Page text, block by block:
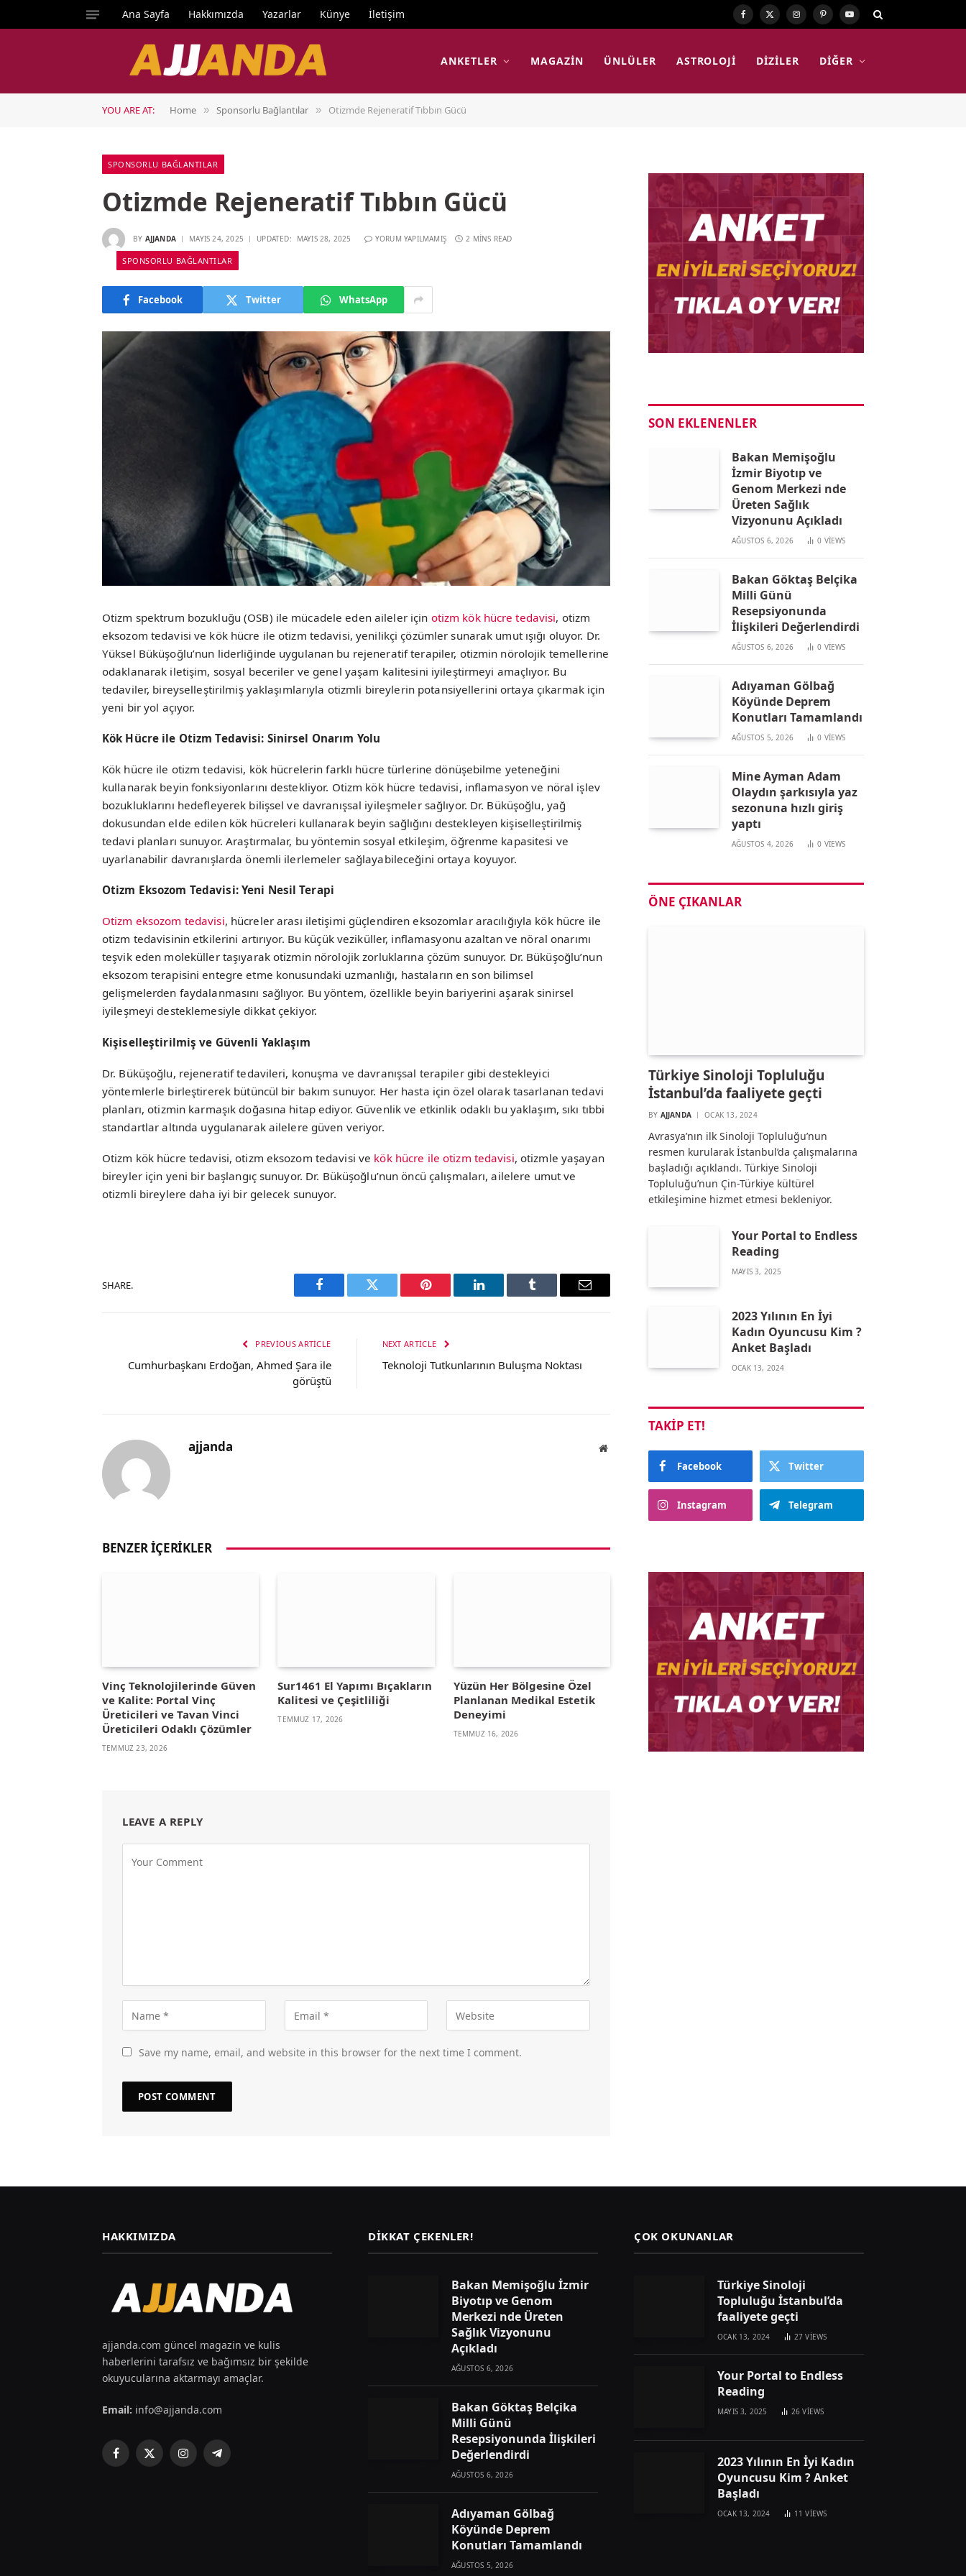
Ana Sayfa Hakkımızda Yazarlar Künye İletişim Facebook
X
Instagram
PinterestYouTube
ANKETLER MAGAZIN ÜNLÜLER ASTROLOJI DIZILER DIĞER
YOU ARE AT: Home » Sponsorlu Bağlantılar » Otizmde Rejeneratif Tıbbın Gücü
SPONSORLU BAĞLANTILAR
Otizmde Rejeneratif Tıbbın Gücü
BY AJJANDA MAYIS 24, 2025 UPDATED: MAYIS 28, 2025 YORUM YAPILMAMIŞ 2 MINS READ
SPONSORLU BAĞLANTILAR
Facebook Twitter WhatsApp
Otizm spektrum bozukluğu (OSB) ile mücadele eden aileler için otizm kök hücre tedavisi, otizm
eksozom tedavisi ve kök hücre ile otizm tedavisi, yenilikçi çözümler sunarak umut ışığı oluyor. Dr.
Yüksel Büküşoğlu’nun liderliğinde uygulanan bu rejeneratif terapiler, otizmin nörolojik temellerine
odaklanarak iletişim, sosyal beceriler ve genel yaşam kalitesini iyileştirmeyi amaçlıyor. Bu
tedaviler, bireyselleştirilmiş yaklaşımlarıyla otizmli bireylerin potansiyellerini ortaya çıkarmak için
yeni bir yol açıyor.
Kök Hücre ile Otizm Tedavisi: Sinirsel Onarım Yolu
Kök hücre ile otizm tedavisi, kök hücrelerin farklı hücre türlerine dönüşebilme yeteneğini
kullanarak beyin fonksiyonlarını destekliyor. Otizm kök hücre tedavisi, inflamasyon ve nöral işlev
bozukluklarını hedefleyerek bilişsel ve davranışsal iyileşmeler sağlıyor. Dr. Büküşoğlu, yağ
dokusundan elde edilen kök hücreleri kullanarak beyin sağlığını destekleyen kişiselleştirilmiş
tedavi planları sunuyor. Araştırmalar, bu yöntemin sosyal etkileşim, öğrenme kapasitesi ve
uyarlanabilir davranışlarda önemli ilerlemeler sağlayabileceğini ortaya koyuyor.
Otizm Eksozom Tedavisi: Yeni Nesil Terapi
Otizm eksozom tedavisi, hücreler arası iletişimi güçlendiren eksozomlar aracılığıyla kök hücre ile
otizm tedavisinin etkilerini artırıyor. Bu küçük veziküller, inflamasyonu azaltan ve nöral onarımı
teşvik eden moleküller taşıyarak otizmin nörolojik zorluklarına çözüm sunuyor. Dr. Büküşoğlu’nun
eksozom terapisini entegre etme konusundaki uzmanlığı, hastaların en son bilimsel
gelişmelerden faydalanmasını sağlıyor. Bu yöntem, özellikle beyin bariyerini aşarak sinirsel
iyileşmeyi desteklemesiyle dikkat çekiyor.
Kişiselleştirilmiş ve Güvenli Yaklaşım
Dr. Büküşoğlu, rejeneratif tedavileri, konuşma ve davranışsal terapiler gibi destekleyici
yöntemlerle birleştirerek bütüncül bir bakım sunuyor. Her hasta için özel olarak tasarlanan tedavi
planları, otizmin karmaşık doğasına hitap ediyor. Güvenlik ve etkinlik odaklı bu yaklaşım, sıkı tıbbi
standartlar altında uygulanarak ailelere güven veriyor.
Otizm kök hücre tedavisi, otizm eksozom tedavisi ve kök hücre ile otizm tedavisi, otizmle yaşayan
bireyler için yeni bir başlangıç sunuyor. Dr. Büküşoğlu’nun öncü çalışmaları, ailelere umut ve
otizmli bireylere daha iyi bir gelecek sunuyor.
SHARE.
Facebook Twitter Pinterest LinkedIn Tumblr Email
PREVIOUS ARTICLE
Cumhurbaşkanı Erdoğan, Ahmed Şara ile
görüştü
NEXT ARTICLE
Teknoloji Tutkunlarının Buluşma Noktası
ajjanda Website
BENZER İÇERIKLER
Vinç Teknolojilerinde Güven
ve Kalite: Portal Vinç
Üreticileri ve Tavan Vinci
Üreticileri Odaklı Çözümler
TEMMUZ 23, 2026
Sur1461 El Yapımı Bıçakların
Kalitesi ve Çeşitliliği
TEMMUZ 17, 2026
Yüzün Her Bölgesine Özel
Planlanan Medikal Estetik
Deneyimi
TEMMUZ 16, 2026
LEAVE A REPLY
Save my name, email, and website in this browser for the next time I comment.
SON EKLENENLER
Bakan Memişoğlu
İzmir Biyotıp ve
Genom Merkezi nde
Üreten Sağlık
Vizyonunu Açıkladı
AĞUSTOS 6, 2026 0 VIEWS
Bakan Göktaş Belçika
Milli Günü
Resepsiyonunda
İlişkileri Değerlendirdi
AĞUSTOS 6, 2026 0 VIEWS
Adıyaman Gölbağ
Köyünde Deprem
Konutları Tamamlandı
AĞUSTOS 5, 2026 0 VIEWS
Mine Ayman Adam
Olaydın şarkısıyla yaz
sezonuna hızlı giriş
yaptı
AĞUSTOS 4, 2026 0 VIEWS
ÖNE ÇIKANLAR
Türkiye Sinoloji Topluluğu
İstanbul’da faaliyete geçti
BY AJJANDA OCAK 13, 2024
Avrasya’nın ilk Sinoloji Topluluğu’nun
resmen kurularak İstanbul’da çalışmalarına
başladığı açıklandı. Türkiye Sinoloji
Topluluğu’nun Çin-Türkiye kültürel
etkileşimine hizmet etmesi bekleniyor.
Your Portal to Endless
Reading
MAYIS 3, 2025
2023 Yılının En İyi
Kadın Oyuncusu Kim ?
Anket Başladı
OCAK 13, 2024
TAKIP ET!
Facebook Twitter
Instagram Telegram
HAKKIMIZDA
ajjanda.com güncel magazin ve kulis
haberlerini tarafsız ve bağımsız bir şekilde
okuyucularına aktarmayı amaçlar.
Email: info@ajjanda.com
Facebook
X
InstagramTelegram
DIKKAT ÇEKENLER!
Bakan Memişoğlu İzmir
Biyotıp ve Genom
Merkezi nde Üreten
Sağlık Vizyonunu
Açıkladı
AĞUSTOS 6, 2026
Bakan Göktaş Belçika
Milli Günü
Resepsiyonunda İlişkileri
Değerlendirdi
AĞUSTOS 6, 2026
Adıyaman Gölbağ
Köyünde Deprem
Konutları Tamamlandı
AĞUSTOS 5, 2026
ÇOK OKUNANLAR
Türkiye Sinoloji
Topluluğu İstanbul’da
faaliyete geçti
OCAK 13, 2024 27VIEWS
Your Portal to Endless
Reading
MAYIS 3, 2025 26VIEWS
2023 Yılının En İyi Kadın
Oyuncusu Kim ? Anket
Başladı
OCAK 13, 2024 11VIEWS